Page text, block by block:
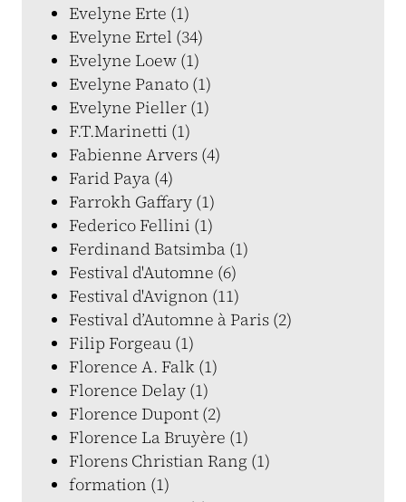
Evelyne Erte (1)
Evelyne Ertel (34)
Evelyne Loew (1)
Evelyne Panato (1)
Evelyne Pieller (1)
F.T.Marinetti (1)
Fabienne Arvers (4)
Farid Paya (4)
Farrokh Gaffary (1)
Federico Fellini (1)
Ferdinand Batsimba (1)
Festival d'Automne (6)
Festival d'Avignon (11)
Festival d’Automne à Paris (2)
Filip Forgeau (1)
Florence A. Falk (1)
Florence Delay (1)
Florence Dupont (2)
Florence La Bruyère (1)
Florens Christian Rang (1)
formation (1)